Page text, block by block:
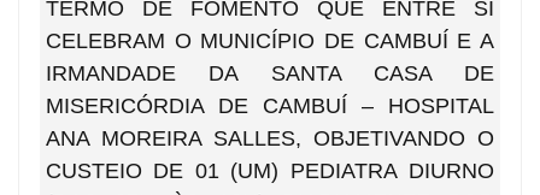
TERMO DE FOMENTO QUE ENTRE SI
CELEBRAM O MUNICÍPIO DE CAMBUÍ E A
IRMANDADE DA SANTA CASA DE
MISERICÓRDIA DE CAMBUÍ – HOSPITAL
ANA MOREIRA SALLES, OBJETIVANDO O
CUSTEIO DE 01 (UM) PEDIATRA DIURNO